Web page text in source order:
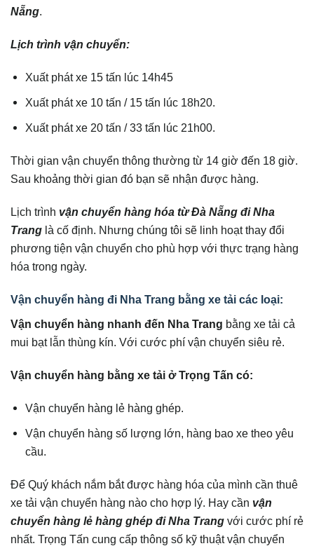
Nẵng.
Lịch trình vận chuyển:
Xuất phát xe 15 tấn lúc 14h45
Xuất phát xe 10 tấn / 15 tấn lúc 18h20.
Xuất phát xe 20 tấn / 33 tấn lúc 21h00.
Thời gian vận chuyển thông thường từ 14 giờ đến 18 giờ.
Sau khoảng thời gian đó bạn sẽ nhận được hàng.
Lịch trình vận chuyển hàng hóa từ Đà Nẵng đi Nha
Trang là cố định. Nhưng chúng tôi sẽ linh hoạt thay đổi
phương tiện vận chuyển cho phù hợp với thực trạng hàng
hóa trong ngày.
Vận chuyển hàng đi Nha Trang bằng xe tải các loại:
Vận chuyển hàng nhanh đến Nha Trang bằng xe tải cả
mui bạt lẫn thùng kín. Với cước phí vận chuyển siêu rẻ.
Vận chuyển hàng bằng xe tải ở Trọng Tấn có:
Vận chuyển hàng lẻ hàng ghép.
Vận chuyển hàng số lượng lớn, hàng bao xe theo yêu
cầu.
Để Quý khách nắm bắt được hàng hóa của mình cần thuê
xe tải vận chuyển hàng nào cho hợp lý. Hay cần vận
chuyển hàng lẻ hàng ghép đi Nha Trang với cước phí rẻ
nhất. Trọng Tấn cung cấp thông số kỹ thuật vận chuyển